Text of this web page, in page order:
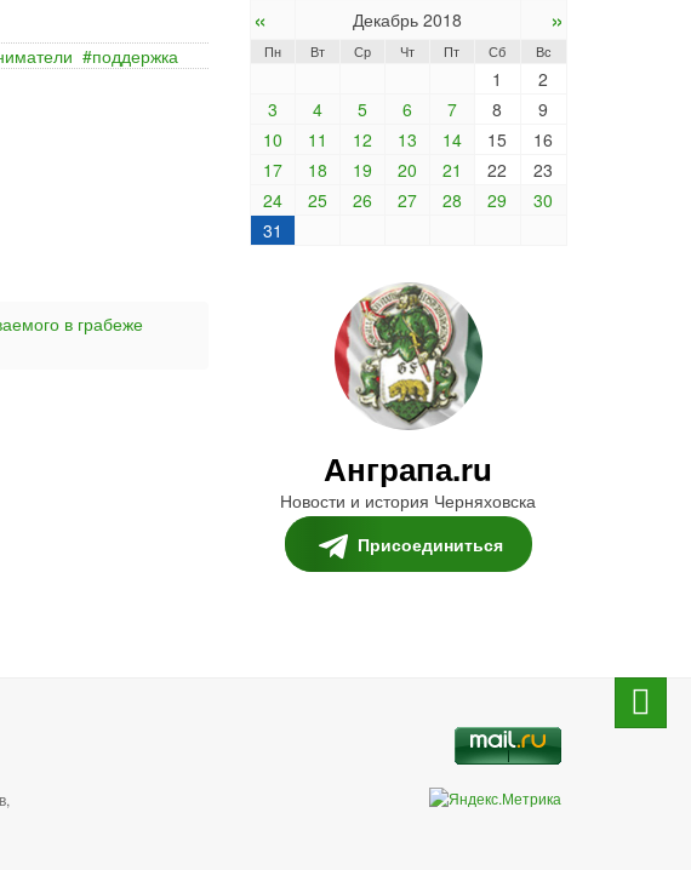
поддержка
в грабеже
« Декабрь 2018 »
Пн Вт Ср Чт Пт Сб Вс
1
2
3
4 5 6 7 8
9
10
11 12 13 14 15
16
17
18 19 20 21 22
23
24
25 26 27 28 29
30
31
Анграпа.ru
Новости и история Черняховска
Присоединиться